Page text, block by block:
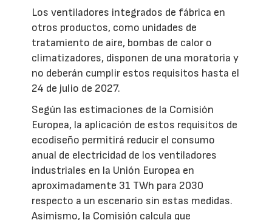
Los ventiladores integrados de fábrica en
otros productos, como unidades de
tratamiento de aire, bombas de calor o
climatizadores, disponen de una moratoria y
no deberán cumplir estos requisitos hasta el
24 de julio de 2027.
Según las estimaciones de la Comisión
Europea, la aplicación de estos requisitos de
ecodiseño permitirá reducir el consumo
anual de electricidad de los ventiladores
industriales en la Unión Europea en
aproximadamente 31 TWh para 2030
respecto a un escenario sin estas medidas.
Asimismo, la Comisión calcula que